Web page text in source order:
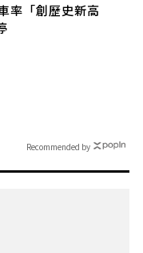
率「創歷史新高
Recommended by